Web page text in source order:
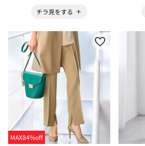
チラ見をする
MAX84%off